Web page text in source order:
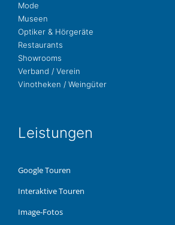
Mode
Museen
Opti­ker & Hörgeräte
Restau­rants
Show­rooms
Ver­band / Verein
Vino­the­ken / Weingüter
Leis­tun­gen
Google Touren
Inter­ak­ti­ve Touren
Image-Fotos